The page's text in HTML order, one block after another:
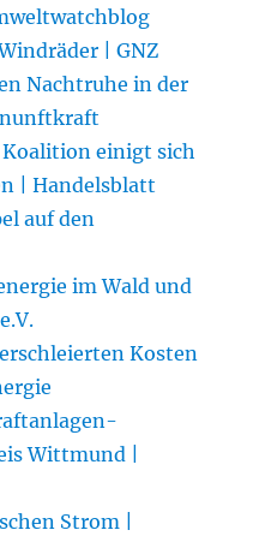
| GNZ
Nachtruhe in der
Koalition einigt sich
| Handelsblatt
auf den
im Wald und
Kosten
Wittmund |
Strom |